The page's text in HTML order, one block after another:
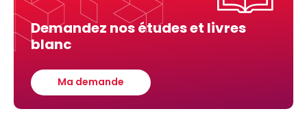
Demandez nos études et livres
blanc
Ma demande